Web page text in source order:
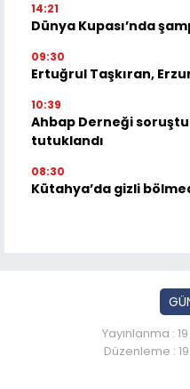
14:21
Dünya Kupası’nda
09:30
Ertuğrul Taşkıran,
10:39
Ahbap Derneği
tutuklandı
08:30
Kütahya’da gizli
Yayınlanma :
Düzenleme :